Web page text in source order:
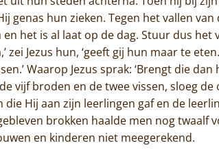
genas hun zieken. Tegen het vallen
en het is al laat op de dag. Stuur dus
zei Jezus hun, ‘geeft gij hun maar te
Waarop Jezus sprak: ‘Brengt die
vijf broden en de twee vissen, sloeg
Hij aan zijn leerlingen gaf en de
brokken haalde men nog twaalf
en kinderen niet meegerekend.